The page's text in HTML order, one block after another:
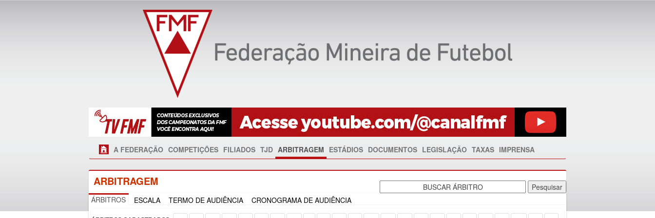
A FEDERAÇÃO COMPETIÇÕES FILIADOS TJD ARBITRAGEM ESTÁDIOS DOCUMENTOS LEGISLAÇÃO TAXAS IMPRENSA
ARBITRAGEM
ÁRBITROS ESCALA TERMO DE AUDIÊNCIA CRONOGRAMA DE AUDIÊNCIA